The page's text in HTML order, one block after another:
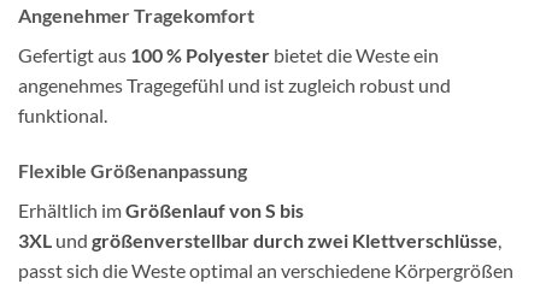
Angenehmer Tragekomfort
Gefertigt aus 100 % Polyester bietet die Weste ein
angenehmes Tragegefühl und ist zugleich robust und
funktional.
Flexible Größenanpassung
Erhältlich imGrößenlauf von S bis
3XL und größenverstellbar durch zwei Klettverschlüsse,
passt sich die Weste optimal an verschiedene Körpergrößen